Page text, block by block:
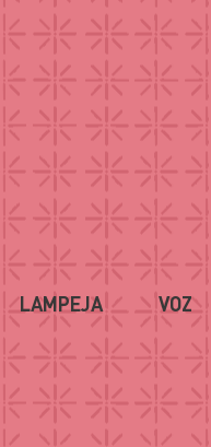
LAMPEJA VOZ